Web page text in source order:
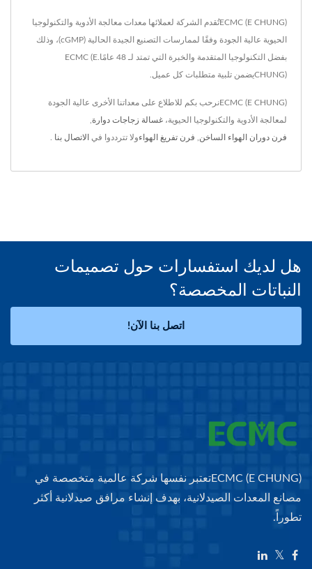
ECMC (E CHUNG)تُقدم الشركة لعملائها معدات معالجة الأدوية والتكنولوجيا
الحيوية عالية الجودة وفقًا لممارسات التصنيع الجيدة الحالية (cGMP)، وذلك
بفضل التكنولوجيا المتقدمة والخبرة التي تمتد لـ 48 عامًا.ECMC (E
CHUNG)يضمن تلبية متطلبات كل عميل.
ECMC (E CHUNG)نرحب بكم للاطلاع على معداتنا الأخرى عالية الجودة
لمعالجة الأدوية والتكنولوجيا الحيوية، غسالة زجاجات دوارة,
فرن دوران الهواء الساخن, فرن تفريغ الهواءولا تترددوا في الاتصال بنا .
هل لديك استفسارات حول تصميمات
النباتات المخصصة؟
اتصل بنا الآن!
ECMC (E CHUNG)تعتبر نفسها شركة عالمية متخصصة في
مصانع المعدات الصيدلانية، بهدف إنشاء مرافق صيدلانية أكثر
تطوراً.